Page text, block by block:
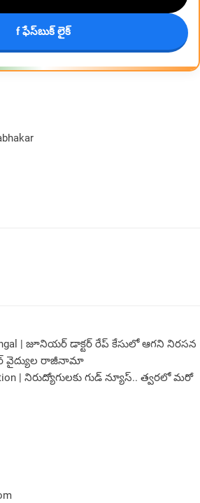
f ఫేస్‌బుక్ లైక్
| జూనియర్ డాక్టర్ రేప్ కేసులో ఆగని నిరసన
వైద్యుల రాజీనామా
| నిరుద్యోగులకు గుడ్ న్యూస్.. త్వరలో మరో